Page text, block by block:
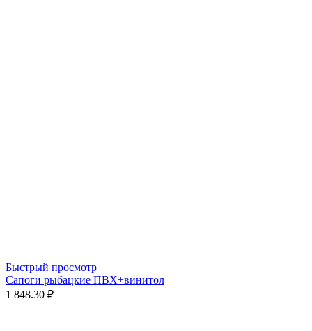
Быстрый просмотр
Сапоги рыбацкие ПВХ+винитол
1 848.30 ₽